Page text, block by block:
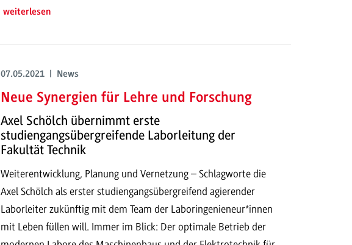
weiterlesen
07.05.2021 | News
Neue Synergien für Lehre und Forschung
Axel Schölch übernimmt erste
studiengangsübergreifende Laborleitung der
Fakultät Technik
Weiterentwicklung, Planung und Vernetzung – Schlagworte die
Axel Schölch als erster studiengangsübergreifend agierender
Laborleiter zukünftig mit dem Team der Laboringenieneur*innen
mit Leben füllen will. Immer im Blick: Der optimale Betrieb der